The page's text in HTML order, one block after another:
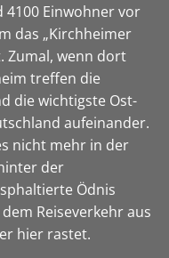
Einwohner vor
das „Kirchheimer
Zumal, wenn dort
treffen die
die wichtigste Ost-
aufeinander.
nicht mehr in der
der
Ödnis
Reiseverkehr aus
hier rastet.